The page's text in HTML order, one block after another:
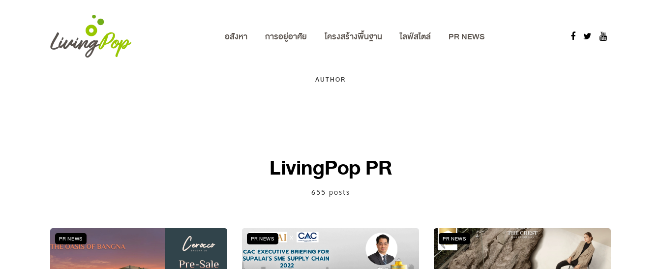
อสังหา การอยู่อาศัย โครงสร้างพื้นฐาน ไลฟ์สไตล์ PR NEWS
AUTHOR
LivingPop PR
655 posts
PR NEWS PR NEWS PR NEWS